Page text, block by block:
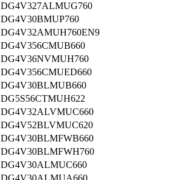
DG4V327ALMUG760
DG4V30BMUP760
DG4V32AMUH760EN9
DG4V356CMUB660
DG4V36NVMUH760
DG4V356CMUED660
DG4V30BLMUB660
DG5S56CTMUH622
DG4V32ALVMUC660
DG4V52BLVMUC620
DG4V30BLMFWB660
DG4V30BLMFWH760
DG4V30ALMUC660
DG4V30ALMUA660